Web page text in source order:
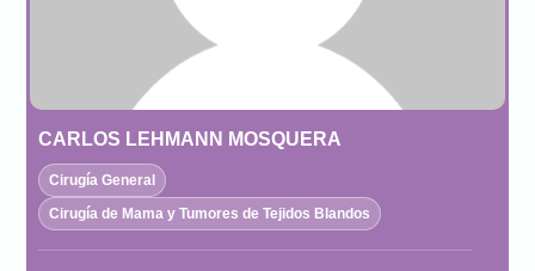
CARLOS LEHMANN MOSQUERA
Cirugía General
Cirugía de Mama y Tumores de Tejidos Blandos